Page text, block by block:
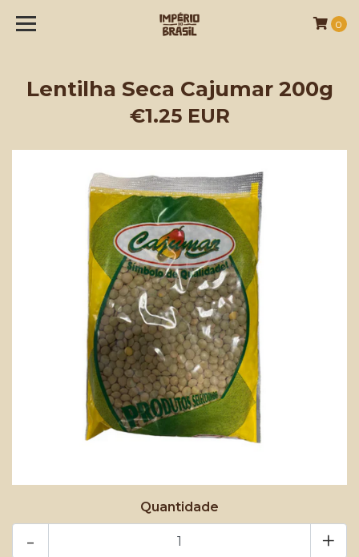
0
Lentilha Seca Cajumar 200g
€1.25 EUR
Quantidade
+
-